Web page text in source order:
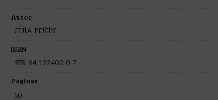
Autor
GUÍA PEÑÍN
ISBN
978-84-122402-0-7
Páginas
50